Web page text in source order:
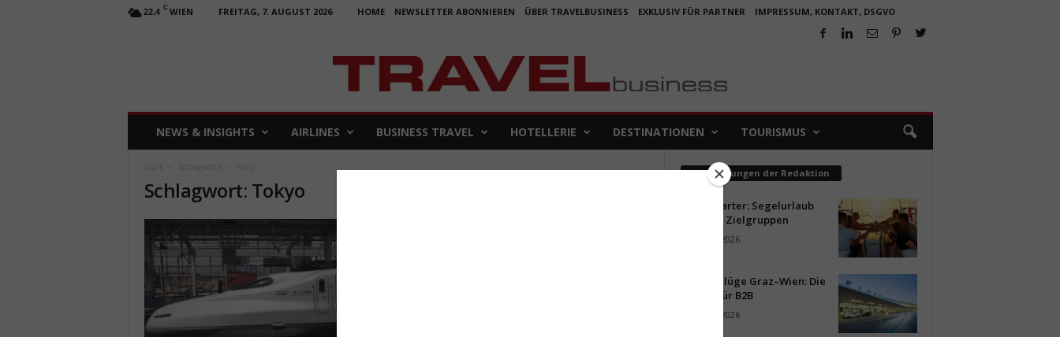
22.4 C WIEN FREITAG, 7. AUGUST 2026 HOME NEWSLETTER ABONNIEREN ÜBER TRAVELBUSINESS EXKLUSIV FÜR PARTNER IMPRESSUM, KONTAKT, DSGVO
A
NEWS & INSIGHTS AIRLINES BUSINESS TRAVEL HOTELLERIE DESTINATIONEN TOURISMUS
Schlagwort: Tokyo
Empfehlungen der Redaktion
Kojencharter: Segelurlaub
für neue Zielgruppen
5. August 2026
Aus für Flüge Graz–Wien: Die
Folgen für B2B
4. August 2026